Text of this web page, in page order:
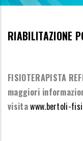
RIABILITAZIONE
FISIOTERAPISTA
maggiori
visitawww.bertoli-